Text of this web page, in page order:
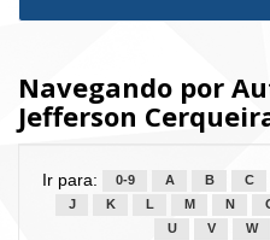
Navegando por
Jefferson
Ir para: 0-9 A B C
J
K L M N
U
V W